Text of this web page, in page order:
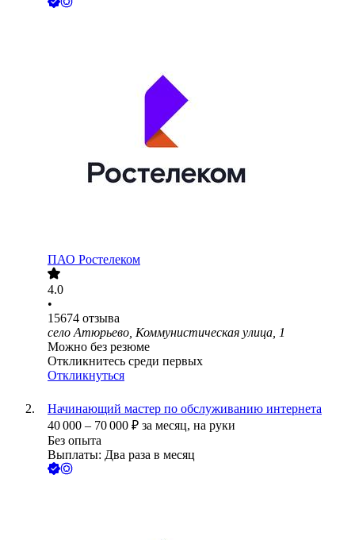
ПАО Ростелеком
4.0
•
15674 отзыва
село Атюрьево, Коммунистическая улица, 1
Можно без резюме
Откликнитесь среди первых
Откликнуться
Начинающий мастер по обслуживанию интернета
40 000 – 70 000 ₽ за месяц, на руки
Без опыта
Выплаты: Два раза в месяц